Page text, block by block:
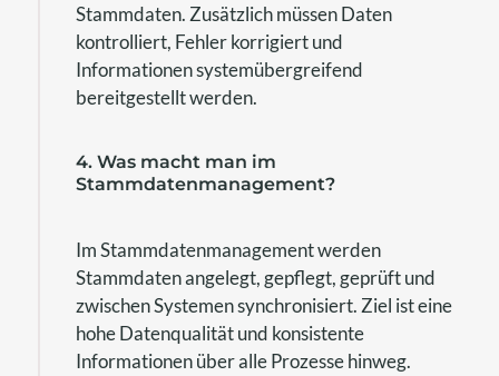
Stammdaten. Zusätzlich müssen Daten
kontrolliert, Fehler korrigiert und
Informationen systemübergreifend
bereitgestellt werden.
4. Was macht man im
Stammdatenmanagement?
Im Stammdatenmanagement werden
Stammdaten angelegt, gepflegt, geprüft und
zwischen Systemen synchronisiert. Ziel ist eine
hohe Datenqualität und konsistente
Informationen über alle Prozesse hinweg.